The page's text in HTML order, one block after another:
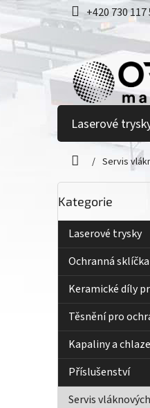
obsah
+420 730 117
Laserové
Domů
/ Servis
P
o
s
r
n
n
l
Přeskočit
kategorie
Kategorie
Laserové trysky
Ochranná
Keramické díly
Těsnění pro
Kapaliny a
Příslušenství
Servis